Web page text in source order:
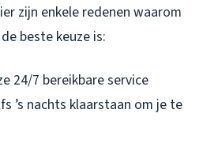
zijn enkele redenen waarom
beste keuze is:
24/7 bereikbare service
’s nachts klaarstaan om je te